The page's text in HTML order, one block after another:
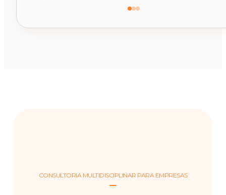
CONSULTORIA MULTIDISCIPLINAR PARA EMPRESAS